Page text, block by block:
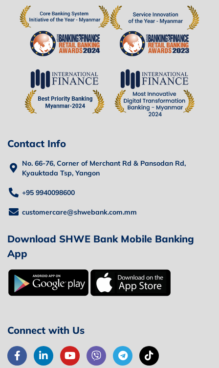
Contact Info
No. 66-76, Corner of Merchant Rd & Pansodan Rd,
Kyauktada Tsp, Yangon
+95 9940098600
customercare@shwebank.com.mm
Download SHWE Bank Mobile Banking
App
Connect with Us